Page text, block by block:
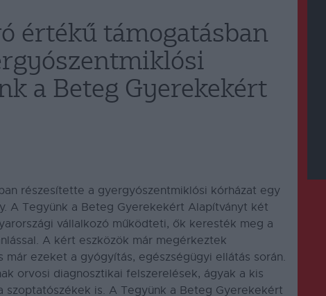
értékű támogatásban
a Beteg Gyerekekért
részesítette a gyergyószentmiklósi kórházat egy
A Tegyünk a Beteg Gyerekekért Alapítványt két
vállalkozó működteti, ők keresték meg a
A kért eszközök már megérkeztek
már ezeket a gyógyítás, egészségügyi ellátás során.
orvosi diagnosztikai felszerelések, ágyak a kis
szoptatószékek is. A Tegyünk a Beteg Gyerekekért